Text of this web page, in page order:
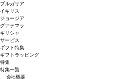
ブルガリア
イギリス
ジョージア
グアテマラ
ギリシャ
サービス
ギフト特集
ギフトラッピング
特集
特集一覧
会社概要